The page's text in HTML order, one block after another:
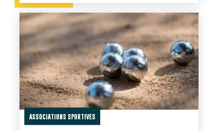
ASSOCIATIONS SPORTIVES